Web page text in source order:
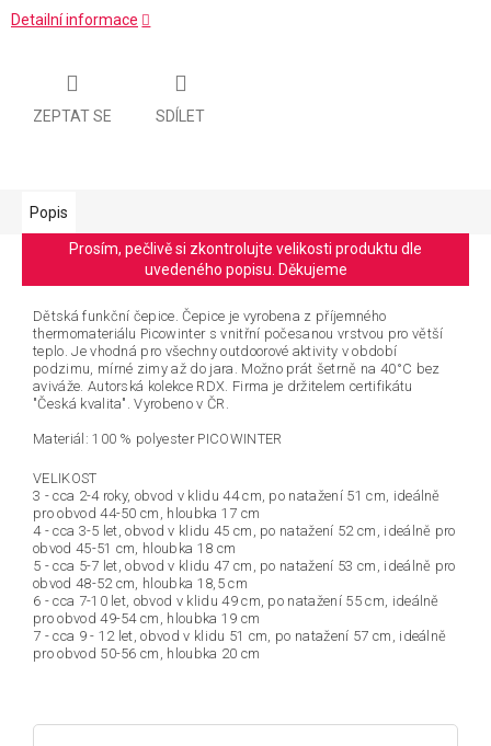
Detailní informace
ZEPTAT SE SDÍLET
Popis
Prosím, pečlivě si zkontrolujte velikosti produktu dle
uvedeného popisu. Děkujeme
Dětská funkční čepice. Čepice je vyrobena z příjemného
thermomateriálu Picowinter s vnitřní počesanou vrstvou pro větší
teplo. Je vhodná pro všechny outdoorové aktivity v období
podzimu, mírné zimy až do jara. Možno prát šetrně na 40°C bez
aviváže. Autorská kolekce RDX. Firma je držitelem certifikátu
"Česká kvalita". Vyrobeno v ČR.
Materiál: 100 % polyester PICOWINTER
VELIKOST
3 - cca 2-4 roky, obvod v klidu 44 cm, po natažení 51 cm, ideálně
pro obvod 44-50 cm, hloubka 17 cm
4 - cca 3-5 let, obvod v klidu 45 cm, po natažení 52 cm, ideálně pro
obvod 45-51 cm, hloubka 18 cm
5 - cca 5-7 let, obvod v klidu 47 cm, po natažení 53 cm, ideálně pro
obvod 48-52 cm, hloubka 18,5 cm
6 - cca 7-10 let, obvod v klidu 49 cm, po natažení 55 cm, ideálně
pro obvod 49-54 cm, hloubka 19 cm
7 - cca 9 - 12 let, obvod v klidu 51 cm, po natažení 57 cm, ideálně
pro obvod 50-56 cm, hloubka 20 cm